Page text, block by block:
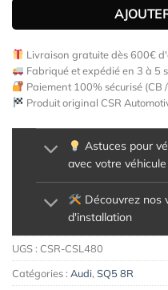
Livraison gratuite dès 600€
Fabriqué et expédié en 3 à 5
Paiement 100% sécurisé (CB
Produit original CSR
Astuces pour
avec votre véhicule
Découvrez nos
d'installation
UGS : CSR-CSL480
Catégories : Audi, SQ5 8R